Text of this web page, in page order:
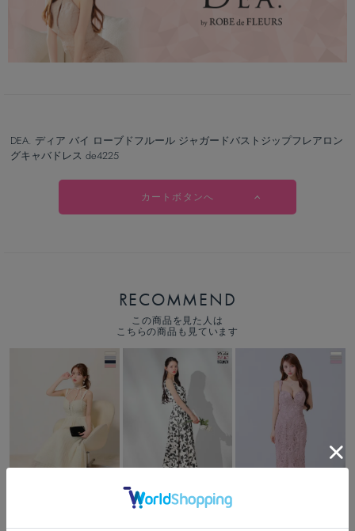
DEA. ディア バイ ローブドフルール ジャガードバストジップフレアロン
グキャバドレス de4225
カートボタンへ
RECOMMEND
この商品を見た人は
こちらの商品も見ています
29,480